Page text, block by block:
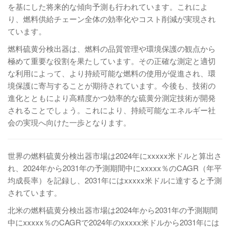
を基にした将来的な傾向予測も行われています。これによ
り、燃料供給チェーン全体の効率化やコスト削減が実現され
ています。
燃料硫黄分検出器は、燃料の品質管理や環境保護の観点から
極めて重要な役割を果たしています。その正確な測定と適切
な利用によって、より持続可能な燃料の使用が促進され、環
境保護に寄与することが期待されています。今後も、技術の
進化とともにより高精度かつ効率的な硫黄分測定技術が開発
されることでしょう。これにより、持続可能なエネルギー社
会の実現へ向けた一歩となります。
世界の燃料硫黄分検出器市場は2024年にxxxxx米ドルと算出さ
れ、2024年から2031年の予測期間中にxxxxx％のCAGR（年平
均成長率）を記録し、2031年にはxxxxx米ドルに達すると予測
されています。
北米の燃料硫黄分検出器市場は2024年から2031年の予測期間
中にxxxxx％のCAGRで2024年のxxxxx米ドルから2031年には